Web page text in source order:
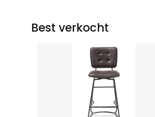
Best verkocht